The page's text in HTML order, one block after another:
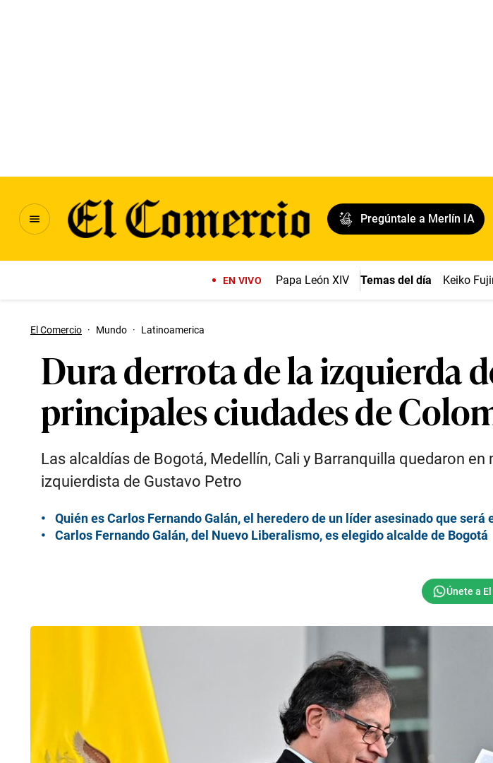
Pregúntale a Merlín IA
EN VIVO Papa León XIV Temas del día Keiko
El Comercio · Mundo · Latinoamerica
Dura derrota de la izquierda
principales ciudades de
Las alcaldías de Bogotá, Medellín, Cali y Barranquilla quedaron
izquierdista de Gustavo Petro
Quién es Carlos Fernando Galán, el heredero de un líder asesinado que será
Carlos Fernando Galán, del Nuevo Liberalismo, es elegido alcalde de Bogotá